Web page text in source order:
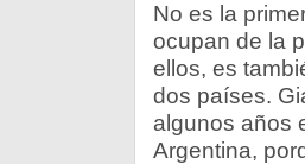
No es la
ocupan de la
ellos, es
dos países.
algunos años
Argentina,